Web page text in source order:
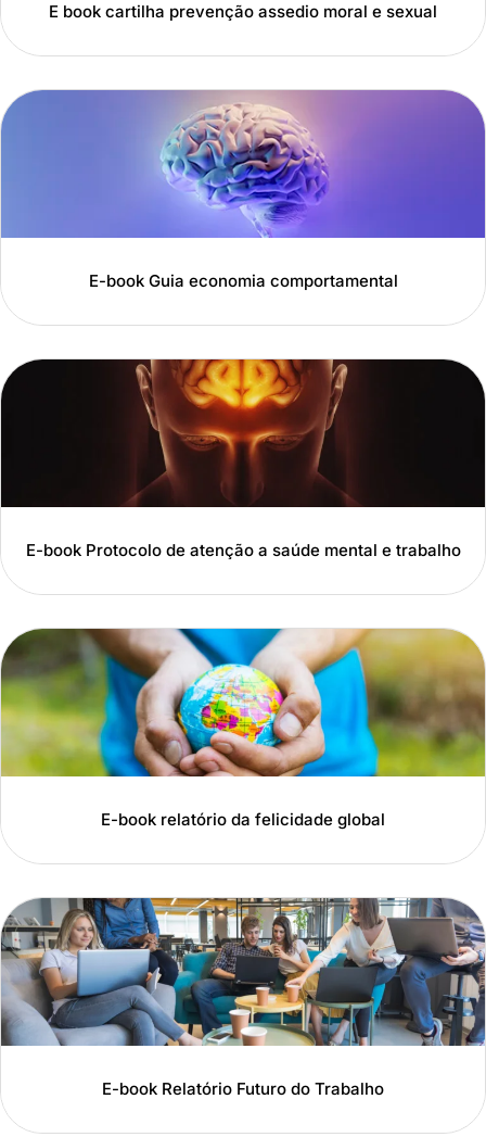
E book cartilha prevenção assedio moral e sexual
E-book Guia economia comportamental
E-book Protocolo de atenção a saúde mental e trabalho
E-book relatório da felicidade global
E-book Relatório Futuro do Trabalho